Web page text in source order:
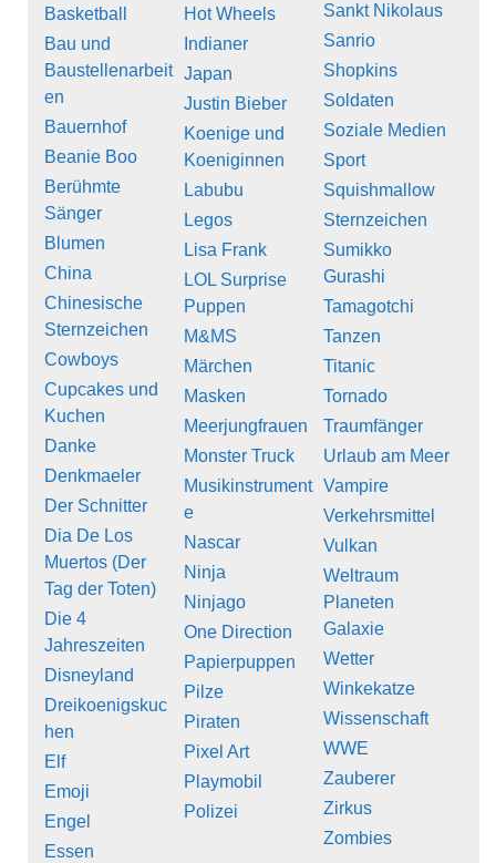
Basketball
Bau und
Baustellenarbeit
en
Bauernhof
Beanie Boo
Berühmte
Sänger
Blumen
China
Chinesische
Sternzeichen
Cowboys
Cupcakes und
Kuchen
Danke
Denkmaeler
Der Schnitter
Dia De Los
Muertos (Der
Tag der Toten)
Die 4
Jahreszeiten
Disneyland
Dreikoenigskuc
hen
Elf
Emoji
Engel
Essen
Hot Wheels
Indianer
Japan
Justin Bieber
Koenige und
Koeniginnen
Labubu
Legos
Lisa Frank
LOL Surprise
Puppen
M&MS
Märchen
Masken
Meerjungfrauen
Monster Truck
Musikinstrument
e
Nascar
Ninja
Ninjago
One Direction
Papierpuppen
Pilze
Piraten
Pixel Art
Playmobil
Polizei
Sankt Nikolaus
Sanrio
Shopkins
Soldaten
Soziale Medien
Sport
Squishmallow
Sternzeichen
Sumikko
Gurashi
Tamagotchi
Tanzen
Titanic
Tornado
Traumfänger
Urlaub am Meer
Vampire
Verkehrsmittel
Vulkan
Weltraum
Planeten
Galaxie
Wetter
Winkekatze
Wissenschaft
WWE
Zauberer
Zirkus
Zombies